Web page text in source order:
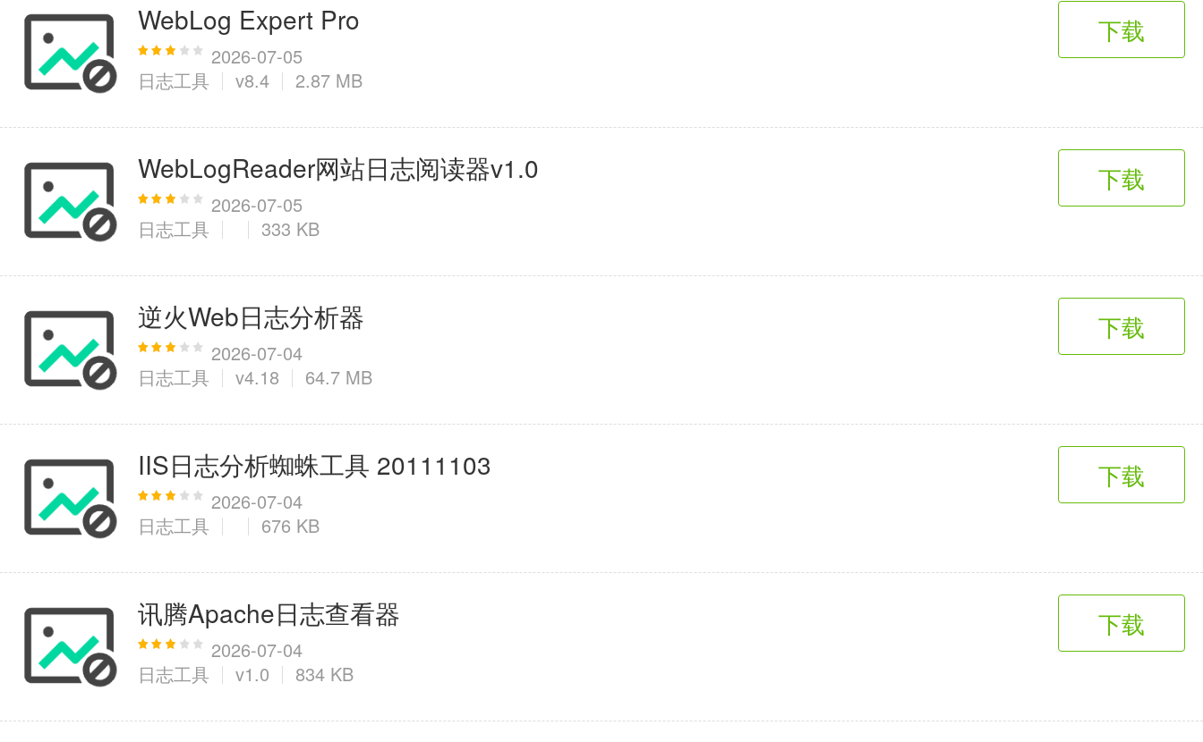
WebLog Expert Pro
2026-07-05
日志工具
v8.4 2.87 MB
下载
WebLogReader网站日志阅读器v1.0
2026-07-05
日志工具
333 KB
下载
逆火Web日志分析器
2026-07-04
日志工具
v4.18 64.7 MB
下载
IIS日志分析蜘蛛工具 20111103
2026-07-04
日志工具
676 KB
下载
讯腾Apache日志查看器
2026-07-04
日志工具
v1.0 834 KB
下载